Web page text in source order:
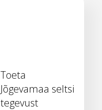
Toeta
Jõgevamaa seltsi
tegevust